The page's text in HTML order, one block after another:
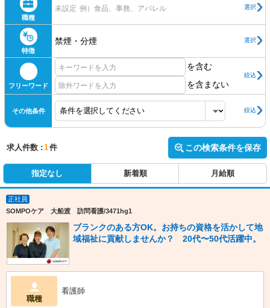
職種
未設定 例）食品、事務、アパレル 選択
特徴
禁煙・分煙 選択
フリーワード
を含む
を含まない
絞込
その他条件 絞込
求人件数 : 1件 この検索条件を保存
指定なし 新着順 月給順
正社員
SOMPOケア 大船渡 訪問看護/3471hg1
ブランクのある方OK。お持ちの資格を活かして地
域福祉に貢献しませんか？ 20代〜50代活躍中。
職種
看護師